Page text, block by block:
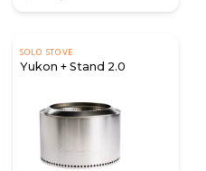
SOLO STOVE
Yukon + Stand 2.0